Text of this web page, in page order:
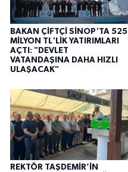
BAKAN ÇİFTÇİ SİNOP'TA 525
MİLYON TL'LİK YATIRIMLARI
AÇTI: "DEVLET
VATANDAŞINA DAHA HIZLI
ULAŞACAK"
REKTÖR TAŞDEMİR’İN